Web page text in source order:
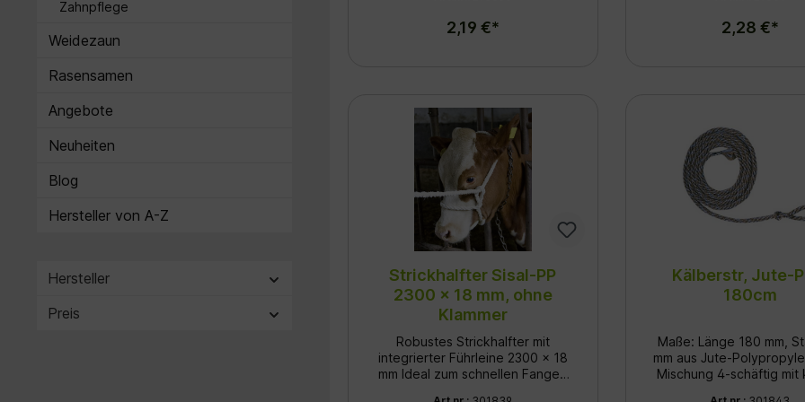
Zahnpflege
Weidezaun
Rasensamen
Angebote
Neuheiten
Blog
Hersteller von A-Z
Hersteller
Preis
2,19 €* 2,28 €*
Strickhalfter Sisal-PP
2300 x 18 mm, ohne
Klammer
Robustes Strickhalfter mit
integrierter Führleine 2300 x 18
mm Ideal zum schnellen Fangen
Kälberstr, Jute-
180cm
Maße: Länge 180 mm,
mm aus Jute-
Mischung 4-schäftig mit